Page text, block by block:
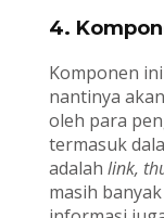
4.
Komponen
nantinya
oleh para
termasuk
adalah link,
masih